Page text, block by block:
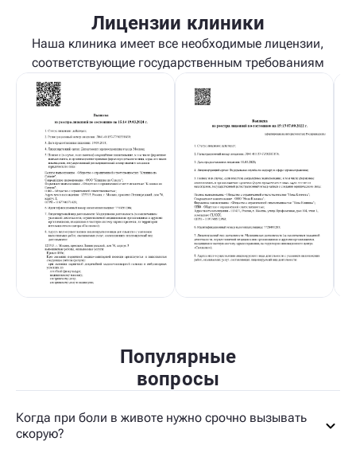
Лицензии клиники
Наша клиника имеет все необходимые лицензии,
соответствующие государственным требованиям
Популярные
вопросы
Когда при боли в животе нужно срочно вызывать
скорую?